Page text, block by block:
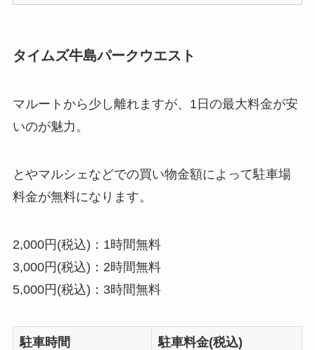
タイムズ牛島パークウエスト
マルートから少し離れますが、1日の最大料金が安
いのが魅力。
とやマルシェなどでの買い物金額によって駐車場
料金が無料になります。
2,000円(税込)：1時間無料
3,000円(税込)：2時間無料
5,000円(税込)：3時間無料
駐車時間 駐車料金(税込)